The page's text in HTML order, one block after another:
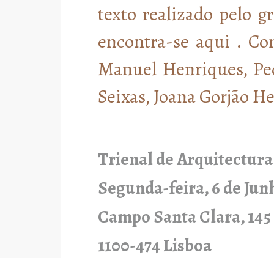
texto realizado pelo
encontra-se aqui .
Manuel Henriques,
Seixas, Joana Gorjão
Trienal de Arquitectura
Segunda-feira, 6 de
Campo Santa Clara, 145
1100-474 Lisboa